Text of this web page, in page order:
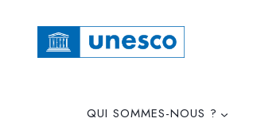
content
QUI SOMMES-NOUS ?